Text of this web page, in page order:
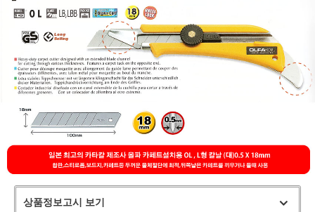
상품정보고시 보기